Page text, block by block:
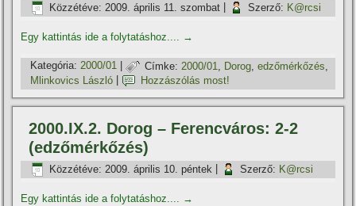
Közzétéve: 2009. április 11. szombat Szerző: K@rcsi
Egy kattintás ide a folytatáshoz.... →
Kategória: 2000/01 | Címke: 2000/01 Dorog ,edzőmérkőzés
Mlinkovics László
Hozzászólás most!
2000.IX.2. Dorog – Ferencváros: 2-2
(edzőmérkőzés)
Közzétéve: 2009. április 10. péntek Szerző: K@rcsi
Egy kattintás ide a folytatáshoz.... →